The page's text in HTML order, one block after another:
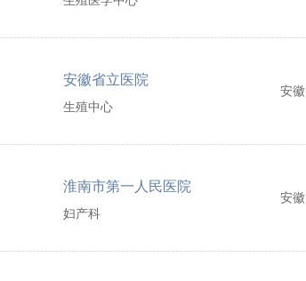
安徽省立医院
生殖中心
安徽
淮南市第一人民医院
妇产科
安徽